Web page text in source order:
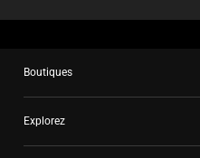
Boutiques
Explorez